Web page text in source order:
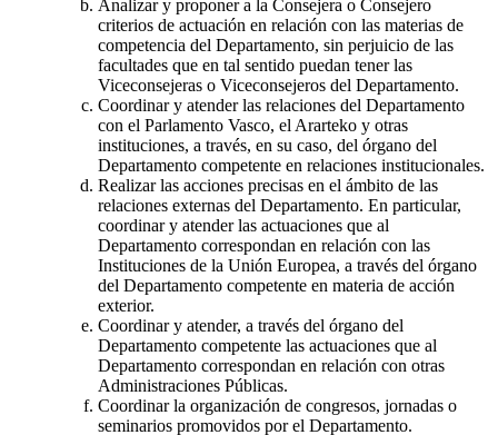
Analizar y proponer a la Consejera o Consejero
criterios de actuación en relación con las materias de
competencia del Departamento, sin perjuicio de las
facultades que en tal sentido puedan tener las
Viceconsejeras o Viceconsejeros del Departamento.
Coordinar y atender las relaciones del Departamento
con el Parlamento Vasco, el Ararteko y otras
instituciones, a través, en su caso, del órgano del
Departamento competente en relaciones institucionales.
Realizar las acciones precisas en el ámbito de las
relaciones externas del Departamento. En particular,
coordinar y atender las actuaciones que al
Departamento correspondan en relación con las
Instituciones de la Unión Europea, a través del órgano
del Departamento competente en materia de acción
exterior.
Coordinar y atender, a través del órgano del
Departamento competente las actuaciones que al
Departamento correspondan en relación con otras
Administraciones Públicas.
Coordinar la organización de congresos, jornadas o
seminarios promovidos por el Departamento.